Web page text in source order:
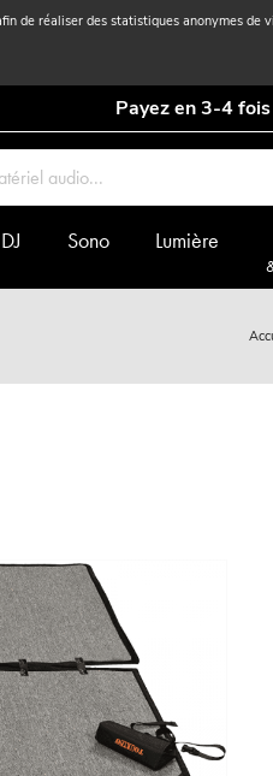
de réaliser des statistiques anonymes de
Payez en 3-4
DJ Sono Lumière